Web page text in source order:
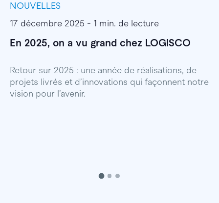
NOUVELLES
17 décembre 2025 - 1 min. de lecture
En 2025, on a vu grand chez LOGISCO
Retour sur 2025 : une année de réalisations, de
projets livrés et d’innovations qui façonnent notre
vision pour l’avenir.